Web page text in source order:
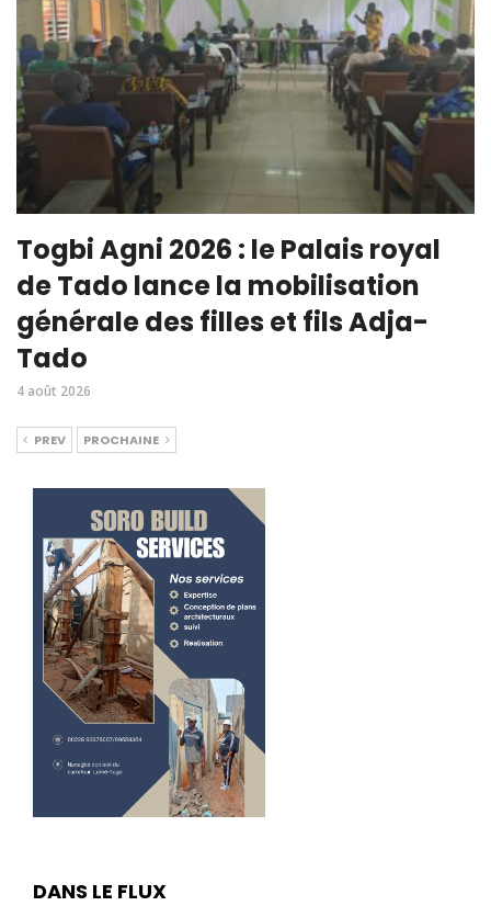
Togbi Agni 2026 : le Palais royal
de Tado lance la mobilisation
générale des filles et fils Adja-
Tado
4 août 2026
PREV PROCHAINE
DANS LE FLUX